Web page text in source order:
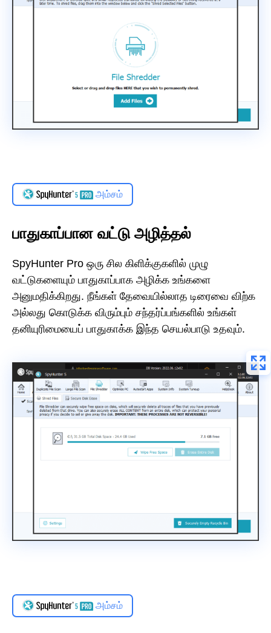
அம்சம்
பாதுகாப்பான வட்டு அழித்தல்
SpyHunter Pro ஒரு சில கிளிக்குகளில் முழு
வட்டுகளையும் பாதுகாப்பாக அழிக்க உங்களை
அனுமதிக்கிறது. நீங்கள் தேவையில்லாத டிரைவை விற்க
அல்லது கொடுக்க விரும்பும் சந்தர்ப்பங்களில் உங்கள்
தனியுரிமையைப் பாதுகாக்க இந்த செயல்பாடு உதவும்.
அம்சம்